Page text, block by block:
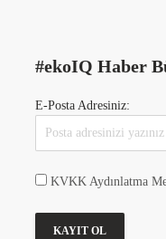
#ekoIQ Haber
E-Posta Adresiniz:
KVKK Aydınlatma